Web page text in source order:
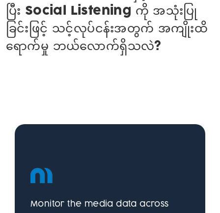
ပြီး Social Listening ကို အသုံးပြု
ခြင်းဖြင့် သင့်လုပ်ငန်းအတွက် အကျိုးထိ
ရောက်မှု ဘယ်လောက်ရှိသလဲ?
Monitor the media data across